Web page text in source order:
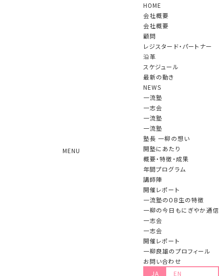
MENU
HOME
会社概要
会社概要
顧問
レジスタード・パートナー
沿革
スケジュール
最新の動き
NEWS
一流塾
一志会
一流塾
一流塾
塾長 一柳の想い
開塾にあたり
概要・特徴・成果
年間プログラム
講師陣
開催レポート
一流塾のOB生の特徴
一柳の今日もにぎやか通信
一志会
一志会
開催レポート
一柳良雄のプロフィール
お問い合わせ
JA
EN
月刊「時評」に一柳のインタビュー記
2025.10.01 更新
10月1日発売の霞が関に関する情報誌、月刊「時評」2025年10
月号（時評社）に、当社CEO一柳良雄のインタビュー記事が掲載
『「一流塾」の目指すものと現役霞が関官僚へのエール』と題し、
自らの起業の背景や一流塾について、また官僚への想いなどがコ